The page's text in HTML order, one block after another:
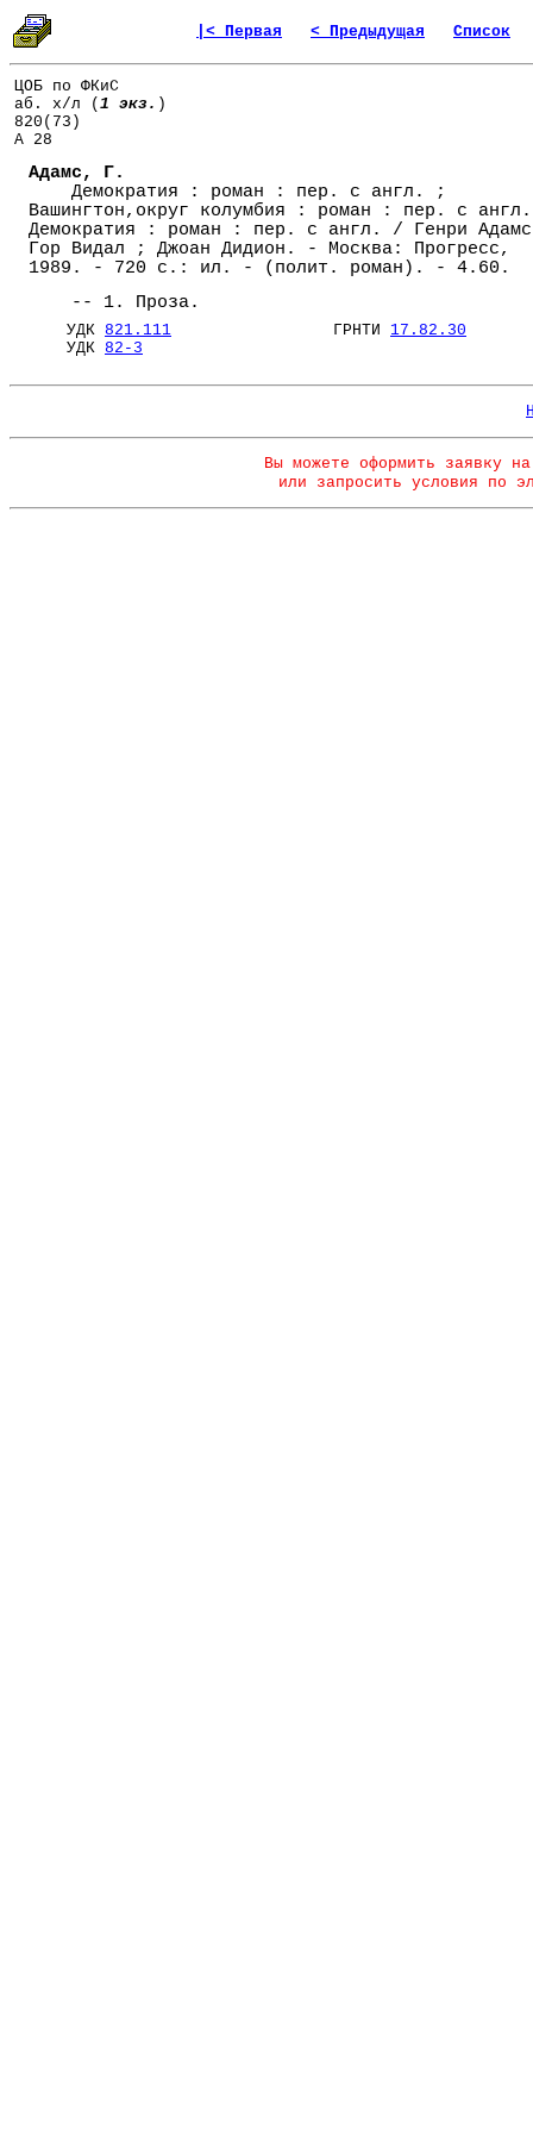
|< Первая < Предыдущая Список
ЦОБ по ФКиС
аб. х/л ( 1 экз. )
820(73)
А 28
Адамс, Г.
Демократия : роман : пер. с англ. ;
Вашингтон,округ колумбия : роман : пер. с
Демократия : роман : пер. с англ. / Генри
Гор Видал ; Джоан Дидион. - Москва: Прогресс,
1989. - 720 с.: ил. - (полит. роман). - 4.60.
-- 1. Проза.
УДК 821.111 ГРНТИ 17.82.30
УДК 82-3
Вы можете оформить заявку
или запросить условия по